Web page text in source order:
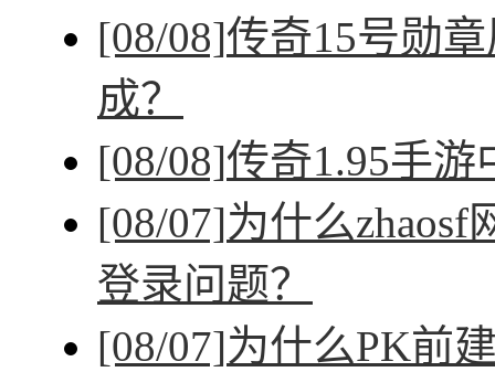
[08/08]传奇15号勋
成？
[08/08]传奇1.95手
[08/07]为什么
登录问题？
[08/07]为什么PK前